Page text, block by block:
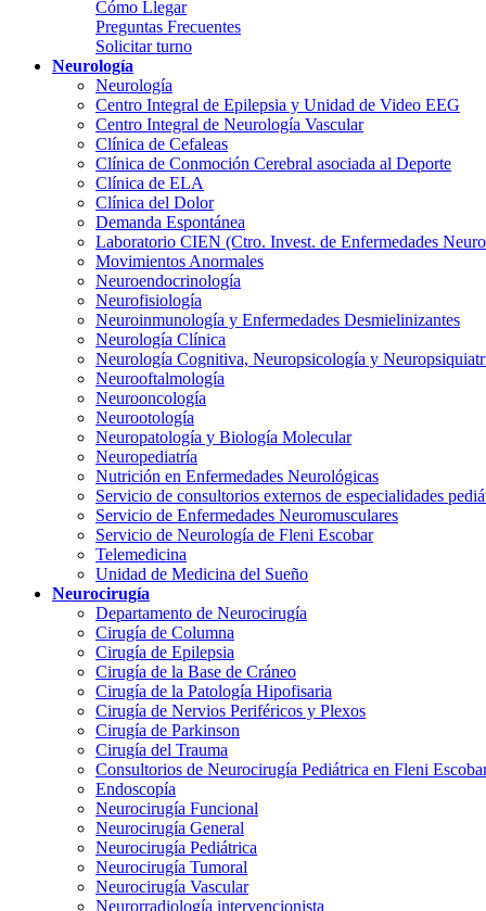
Cómo Llegar
Preguntas Frecuentes
Solicitar turno
Neurología
Neurología
Centro Integral de Epilepsia y Unidad de Video EEG
Centro Integral de Neurología Vascular
Clínica de Cefaleas
Clínica de Conmoción Cerebral asociada al Deporte
Clínica de ELA
Clínica del Dolor
Demanda Espontánea
Laboratorio CIEN (Ctro. Invest. de Enfermedades
Movimientos Anormales
Neuroendocrinología
Neurofisiología
Neuroinmunología y Enfermedades Desmielinizantes
Neurología Clínica
Neurología Cognitiva, Neuropsicología y
Neurooftalmología
Neurooncología
Neurootología
Neuropatología y Biología Molecular
Neuropediatría
Nutrición en Enfermedades Neurológicas
Servicio de consultorios externos de especialidades
Servicio de Enfermedades Neuromusculares
Servicio de Neurología de Fleni Escobar
Telemedicina
Unidad de Medicina del Sueño
Neurocirugía
Departamento de Neurocirugía
Cirugía de Columna
Cirugía de Epilepsia
Cirugía de la Base de Cráneo
Cirugía de la Patología Hipofisaria
Cirugía de Nervios Periféricos y Plexos
Cirugía de Parkinson
Cirugía del Trauma
Consultorios de Neurocirugía Pediátrica en Fleni
Endoscopía
Neurocirugía Funcional
Neurocirugía General
Neurocirugía Pediátrica
Neurocirugía Tumoral
Neurocirugía Vascular
Neurorradiología intervencionista